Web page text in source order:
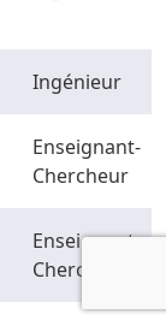
Ingénieur
Enseignant-
Chercheur
Enseignant-
Chercheur